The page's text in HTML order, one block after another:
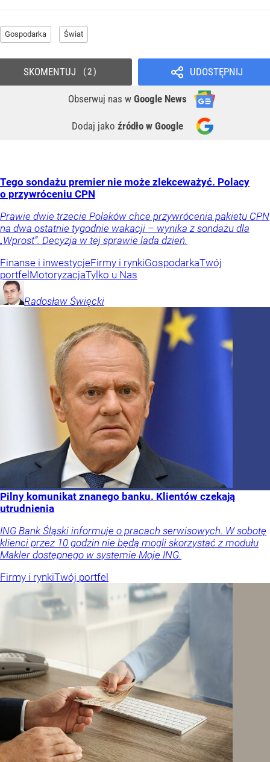
Gospodarka Świat
UDOSTĘPNIJ
Obserwuj nas w Google News
Dodaj jako źródło w Google
SKOMENTUJ 2
Tego sondażu premier nie może zlekceważyć. Polacy
o przywróceniu CPN
Prawie dwie trzecie Polaków chce przywrócenia pakietu CPN
na dwa ostatnie tygodnie wakacji – wynika z sondażu dla
„Wprost”. Decyzja w tej sprawie lada dzień.
Finanse i inwestycjeFirmy i rynkiGospodarkaTwój
portfelMotoryzacjaTylko u Nas
Radosław Święcki
Pilny komunikat znanego banku. Klientów czekają
utrudnienia
ING Bank Śląski informuje o pracach serwisowych. W sobotę
klienci przez 10 godzin nie będą mogli skorzystać z modułu
Makler dostępnego w systemie Moje ING.
Firmy i rynkiTwój portfel